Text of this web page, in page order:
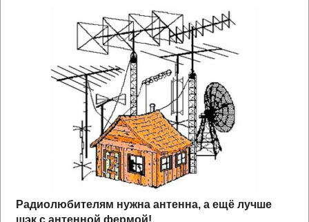
Радиолюбителям нужна антенна, а ещё лучше
шэк с антенной фермой!